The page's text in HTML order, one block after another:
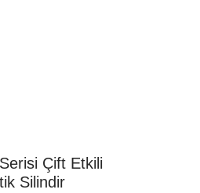
Çift Etkili
Silindir